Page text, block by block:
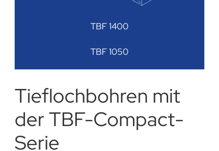
TBF 1400
TBF 1050
Tiefloch­bohren mit
der TBF-Compact-
Serie